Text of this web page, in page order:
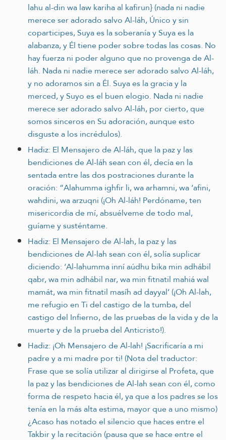
lahu al-din wa law kariha al kafirun} (nada ni nadie
merece ser adorado salvo Al-láh, Único y sin
coparticipes, Suya es la soberanía y Suya es la
alabanza, y Él tiene poder sobre todas las cosas. No
hay fuerza ni poder alguno que no provenga de Al-
láh. Nada ni nadie merece ser adorado salvo Al-láh,
y no adoramos sin a Él. Suya es la gracia y la
merced, y Suyo es el buen elogio. Nada ni nadie
merece ser adorado salvo Al-láh, por cierto, que
somos sinceros en Su adoración, aunque esto
disguste a los incrédulos).
Hadiz: El Mensajero de Al-láh, que la paz y las
bendiciones de Al-láh sean con él, decía en la
sentada entre las dos postraciones durante la
oración: “Alahumma ighfir li, wa arhamni, wa ‘afini,
wahdini, wa arzuqni (¡Oh Al-láh! Perdóname, ten
misericordia de mí, absuélveme de todo mal,
guíame y susténtame.
Hadiz: El Mensajero de Al-lah, la paz y las
bendiciones de Al-lah sean con él, solía suplicar
diciendo: ‘Al-lahumma inní aúdhu bika min adhábil
qabr, wa min adhábil nar, wa min fitnatil mahiá wal
mamát, wa min fitnatil masíh ad dayyal’ (¡Oh Al-lah,
me refugio en Ti del castigo de la tumba, del
castigo del Infierno, de las pruebas de la vida y de la
muerte y de la prueba del Anticristo!).
Hadiz: ¡Oh Mensajero de Al-lah! ¡Sacrificaría a mi
padre y a mi madre por ti! (Nota del traductor:
Frase que se solía utilizar al dirigirse al Profeta, que
la paz y las bendiciones de Al-lah sean con él, como
forma de respeto hacia él, ya que a los padres se los
tenía en la más alta estima, mayor que a uno mismo)
¿Acaso has notado el silencio que haces entre el
Takbir y la recitación (pausa que se hace entre el